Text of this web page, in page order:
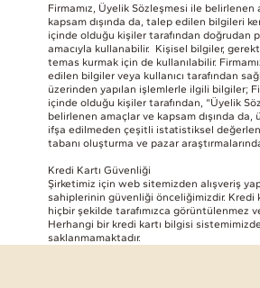
Firmamız, Üyelik Sözleşmesi ile belirlenen
kapsam dışında da, talep edilen bilgileri
içinde olduğu kişiler tarafından doğrudan
amacıyla kullanabilir. Kişisel bilgiler,
temas kurmak için de kullanılabilir.
edilen bilgiler veya kullanıcı tarafından
üzerinden yapılan işlemlerle ilgili bilgiler;
içinde olduğu kişiler tarafından, “Üyelik
belirlenen amaçlar ve kapsam dışında da,
ifşa edilmeden çeşitli istatistiksel
tabanı oluşturma ve pazar
Kredi Kartı Güvenliği
Şirketimiz için web sitemizden alışveriş
sahiplerinin güvenliği önceliğimizdir. Kredi
hiçbir şekilde tarafımızca görüntülenmez
Herhangi bir kredi kartı bilgisi sistemimizde
saklanmamaktadır.